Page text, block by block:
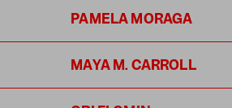
PAMELA MORAGA
MAYA M. CARROLL